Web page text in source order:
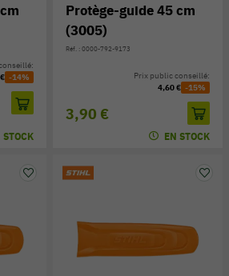
-14%
STOCK
Protège-guide 45 cm
(3005)
Réf. : 0000-792-9173
3,90 €
Prix public conseillé:
4,60 € -15%
EN STOCK